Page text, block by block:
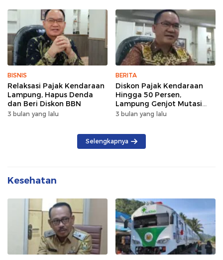
BISNIS
Relaksasi Pajak Kendaraan
Lampung, Hapus Denda
dan Beri Diskon BBN
3 bulan yang lalu
BERITA
Diskon Pajak Kendaraan
Hingga 50 Persen,
Lampung Genjot Mutasi
Kendaraan Luar Daerah
3 bulan yang lalu
Selengkapnya
Kesehatan